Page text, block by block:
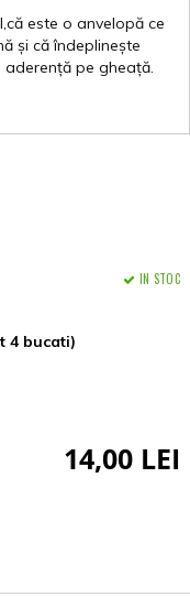
este o anvelopă ce
și că îndeplinește
aderență pe gheață.
4 bucati)
IN STOC
14,00 LEI